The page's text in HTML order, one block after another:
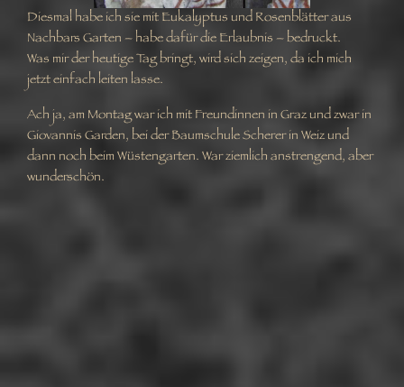
Diesmal habe ich sie mit Eukalyptus und Rosenblätter aus
Nachbars Garten – habe dafür die Erlaubnis – bedruckt.
Was mir der heutige Tag bringt, wird sich zeigen, da ich mich
jetzt einfach leiten lasse.
Ach ja, am Montag war ich mit Freundinnen in Graz und zwar in
Giovannis Garden, bei der Baumschule Scherer in Weiz und
dann noch beim Wüstengarten. War ziemlich anstrengend, aber
wunderschön.